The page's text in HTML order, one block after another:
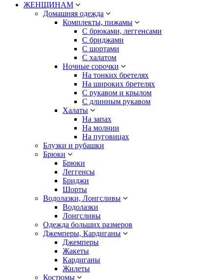
ЖЕНЩИНАМ
Домашняя одежда
Комплекты, пижамы
С брюками, леггенсами
С бриджами
С шортами
С халатом
Ночные сорочки
На тонких бретелях
На широких бретелях
С рукавом и крылом
С длинным рукавом
Халаты
На запах
На молнии
На пуговицах
Блузки и рубашки
Брюки
Брюки
Леггенсы
Бриджи
Шорты
Водолазки, Лонгсливы
Водолазки
Лонгсливы
Одежда больших размеров
Джемперы, Кардиганы
Джемперы
Жакеты
Кардиганы
Жилеты
Костюмы